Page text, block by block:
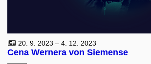
20. 9. 2023 – 4. 12. 2023
Cena Wernera von Siemense